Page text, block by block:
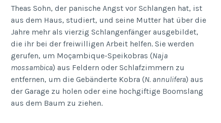
Theas Sohn, der panische Angst vor Schlangen hat, ist
aus dem Haus, studiert, und seine Mutter hat über die
Jahre mehr als vierzig Schlangenfänger ausgebildet,
die ihr bei der freiwilligen Arbeit helfen. Sie werden
gerufen, um Moçambique-Speikobras (Naja
mossambica) aus Feldern oder Schlafzimmern zu
entfernen, um die Gebänderte Kobra (N. annulifera) aus
der Garage zu holen oder eine hochgiftige Boomslang
aus dem Baum zu ziehen.